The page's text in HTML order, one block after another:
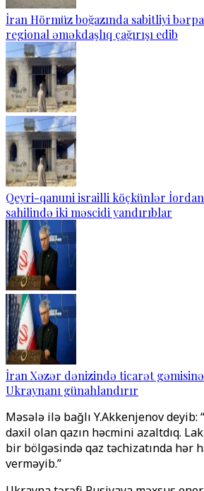
İran Hörmüz boğazında sabitliyi
regional əməkdaşlıq çağırışı edib
Qeyri-qanuni israilli köçkünlər İordan
sahilində iki məscidi yandırıblar
İran Xəzər dənizində ticarət
Ukraynanı günahlandırır
Məsələ ilə bağlı Y.Akkenjenov
daxil olan qazın həcmini azaltdıq.
bir bölgəsində qaz təchizatında hər
verməyib.”